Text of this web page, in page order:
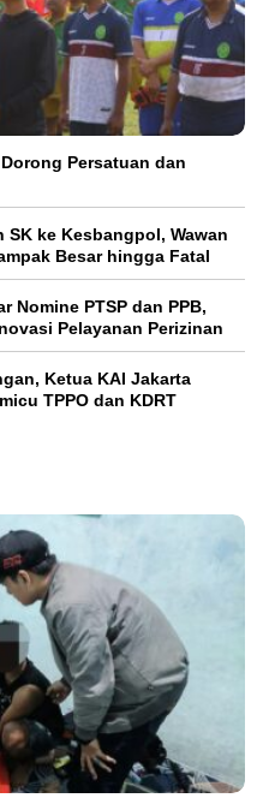
Persatuan dan
SK ke Kesbangpol, Wawan
Besar hingga Fatal
Nomine PTSP dan PPB,
Pelayanan Perizinan
Ketua KAI Jakarta
TPPO dan KDRT